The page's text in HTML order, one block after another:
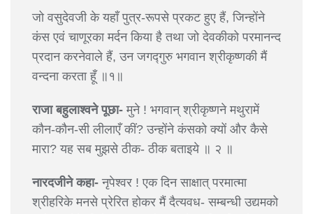
जो वसुदेवजी के यहाँ पुत्र-रूपसे प्रकट हुए हैं, जिन्होंने
कंस एवं चाणूरका मर्दन किया है तथा जो देवकीको परमानन्द
प्रदान करनेवाले हैं, उन जगद्गुरु भगवान श्रीकृष्णकी मैं
वन्दना करता हूँ ॥१॥
राजा बहुलाश्वने पूछा- मुने ! भगवान् श्रीकृष्णने मथुरामें
कौन-कौन-सी लीलाएँ कीं? उन्होंने कंसको क्यों और कैसे
मारा? यह सब मुझसे ठीक- ठीक बताइये ॥ २ ॥
नारदजीने कहा- नृपेश्वर ! एक दिन साक्षात् परमात्मा
श्रीहरिके मनसे प्रेरित होकर मैं दैत्यवध- सम्बन्धी उद्यमको